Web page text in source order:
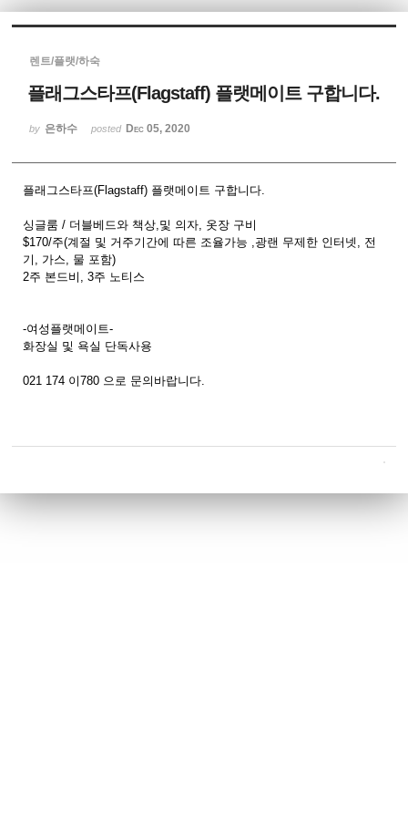
렌트/플랫/하숙
플래그스타프(Flagstaff) 플랫메이트 구합니다.
by 은하수 posted Dec 05, 2020
플래그스타프(Flagstaff) 플랫메이트 구합니다.
싱글룸 / 더블베드와 책상,및 의자, 옷장 구비
$170/주(계절 및 거주기간에 따른 조율가능 ,광랜 무제한 인터넷, 전
기, 가스, 물 포함)
2주 본드비, 3주 노티스
-여성플랫메이트-
화장실 및 욕실 단독사용
021 174 이780 으로 문의바랍니다.
Sketchbook5, 스케치북5
Sketchbook5, 스케치북5